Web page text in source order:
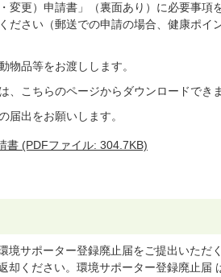
変更）申請書」（裏面あり）に必要事項
ださい（郵送での申請の場合、健康ポイ
物品等をお渡しします。
こちらのページからダウンロードできま
届出をお願いします。
書 (PDFファイル: 304.7KB)
境サポーター登録廃止届をご提出いただ
却ください。環境サポーター登録廃止届